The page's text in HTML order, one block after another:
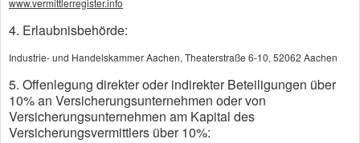
4. Erlaubnisbehörde:
Industrie- und Handelskammer Aachen, Theaterstraße 6-10, 52062 Aachen
5. Offenlegung direkter oder indirekter Beteiligungen über
10% an Versicherungsunternehmen oder von
Versicherungsunternehmen am Kapital des
Versicherungsvermittlers über 10%: